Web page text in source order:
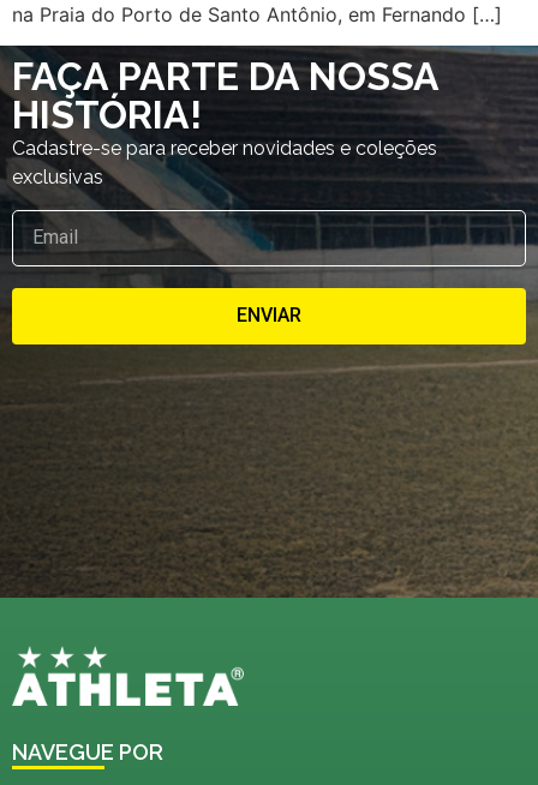
na Praia do Porto de Santo Antônio, em Fernando […]
FAÇA PARTE DA NOSSA
HISTÓRIA!
Cadastre-se para receber novidades e coleções
exclusivas
ENVIAR
NAVEGUE POR